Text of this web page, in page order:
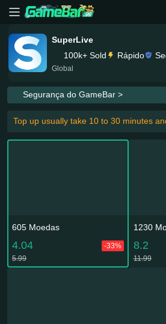
SuperLive
100k+ Sold
Rápido
Global
Segurança do GameBar >
Top up usually take 10 to 30 minutes
605 Moedas
4.04
-33%
5.99
1230
8.2
11.99